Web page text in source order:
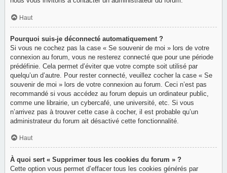
Haut
Pourquoi suis-je déconnecté automatiquement ?
Si vous ne cochez pas la case « Se souvenir de moi » lors de votre
connexion au forum, vous ne resterez connecté que pour une période
prédéfinie. Cela permet d’éviter que votre compte soit utilisé par
quelqu’un d’autre. Pour rester connecté, veuillez cocher la case « Se
souvenir de moi » lors de votre connexion au forum. Ceci n’est pas
recommandé si vous accédez au forum depuis un ordinateur public,
comme une librairie, un cybercafé, une université, etc. Si vous
n’arrivez pas à trouver cette case à cocher, il est probable qu’un
administrateur du forum ait désactivé cette fonctionnalité.
Haut
À quoi sert « Supprimer tous les cookies du forum » ?
Cette option vous permet d’effacer tous les cookies générés par